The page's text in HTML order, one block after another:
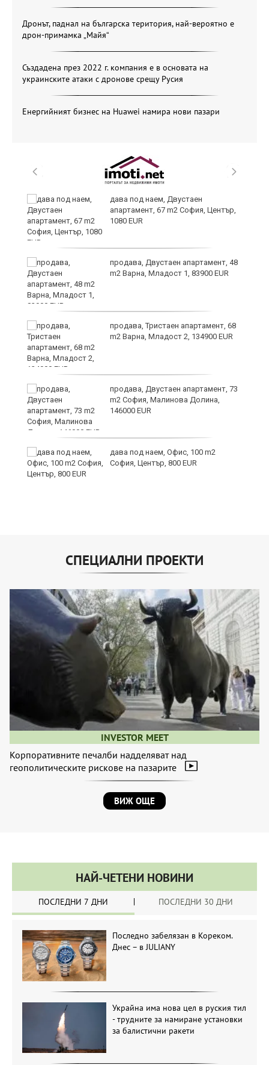
Дронът, паднал на българска територия, най-вероятно е
дрон-примамка „Майя“
Създадена през 2022 г. компания е в основата на
украинските атаки с дронове срещу Русия
Енергийният бизнес на Huawei намира нови пазари
дава под наем, Двустаен
апартамент, 67 m2 София, Център,
1080 EUR
продава, Двустаен апартамент, 48
m2 Варна, Младост 1, 83900 EUR
продава, Тристаен апартамент, 68
m2 Варна, Младост 2, 134900 EUR
продава, Двустаен апартамент, 73
m2 София, Малинова Долина,
146000 EUR
дава под наем, Офис, 100 m2
София, Център, 800 EUR
СПЕЦИАЛНИ ПРОЕКТИ
INVESTOR MEET
Корпоративните печалби надделяват над
геополитическите рискове на пазарите
ВИЖ ОЩЕ
НАЙ-ЧЕТЕНИ НОВИНИ
ПОСЛЕДНИ 7 ДНИ ПОСЛЕДНИ 30 ДНИ
Последно забелязан в Кореком.
Днес – в JULIANY
Украйна има нова цел в руския тил
- трудните за намиране установки
за балистични ракети